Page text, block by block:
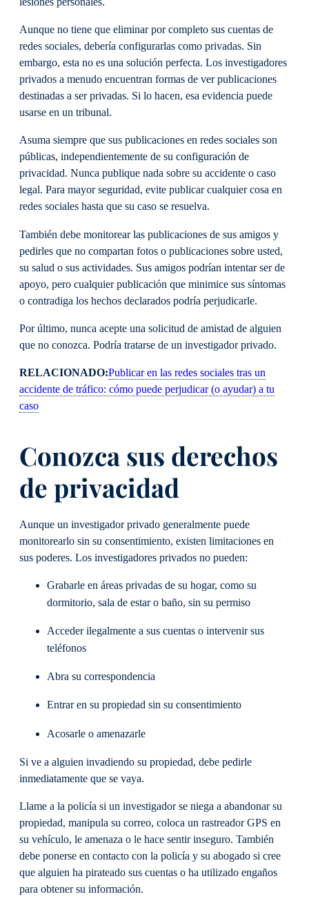
Aunque no tiene que eliminar por completo sus cuentas de
redes sociales, debería configurarlas como privadas. Sin
embargo, esta no es una solución perfecta. Los investigadores
privados a menudo encuentran formas de ver publicaciones
destinadas a ser privadas. Si lo hacen, esa evidencia puede
usarse en un tribunal.
Asuma siempre que sus publicaciones en redes sociales son
públicas, independientemente de su configuración de
privacidad. Nunca publique nada sobre su accidente o caso
legal. Para mayor seguridad, evite publicar cualquier cosa en
redes sociales hasta que su caso se resuelva.
También debe monitorear las publicaciones de sus amigos y
pedirles que no compartan fotos o publicaciones sobre usted,
su salud o sus actividades. Sus amigos podrían intentar ser de
apoyo, pero cualquier publicación que minimice sus síntomas
o contradiga los hechos declarados podría perjudicarle.
Por último, nunca acepte una solicitud de amistad de alguien
que no conozca. Podría tratarse de un investigador privado.
RELACIONADO:Publicar en las redes sociales tras un
accidente de tráfico: cómo puede perjudicar (o ayudar) a tu
caso
Conozca sus derechos
de privacidad
Aunque un investigador privado generalmente puede
monitorearlo sin su consentimiento, existen limitaciones en
sus poderes. Los investigadores privados no pueden:
Grabarle en áreas privadas de su hogar, como su
dormitorio, sala de estar o baño, sin su permiso
Acceder ilegalmente a sus cuentas o intervenir sus
teléfonos
Abra su correspondencia
Entrar en su propiedad sin su consentimiento
Acosarle o amenazarle
Si ve a alguien invadiendo su propiedad, debe pedirle
inmediatamente que se vaya.
Llame a la policía si un investigador se niega a abandonar su
propiedad, manipula su correo, coloca un rastreador GPS en
su vehículo, le amenaza o le hace sentir inseguro. También
debe ponerse en contacto con la policía y su abogado si cree
que alguien ha pirateado sus cuentas o ha utilizado engaños
para obtener su información.